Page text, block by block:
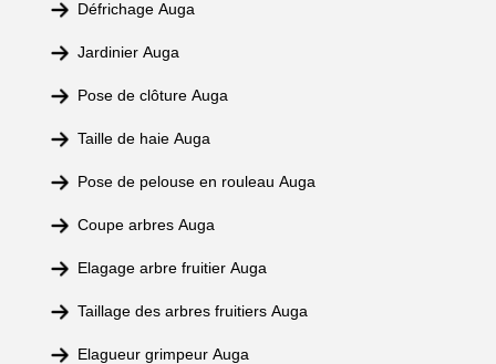
Défrichage Auga
Jardinier Auga
Pose de clôture Auga
Taille de haie Auga
Pose de pelouse en rouleau Auga
Coupe arbres Auga
Elagage arbre fruitier Auga
Taillage des arbres fruitiers Auga
Elagueur grimpeur Auga